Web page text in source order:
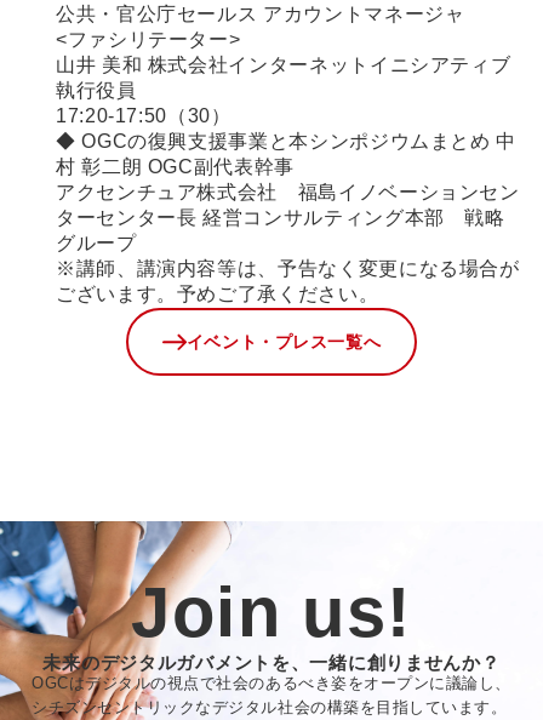
公共・官公庁セールス アカウントマネージャ
<ファシリテーター>
山井 美和 株式会社インターネットイニシアティブ
執行役員
17:20-17:50（30）
◆ OGCの復興支援事業と本シンポジウムまとめ 中
村 彰二朗 OGC副代表幹事
アクセンチュア株式会社 福島イノベーションセン
ターセンター長 経営コンサルティング本部 戦略
グループ
※講師、講演内容等は、予告なく変更になる場合が
ございます。予めご了承ください。
イベント・プレス一覧へ
Join us!
未来のデジタルガバメントを、一緒に創りませんか？
OGCはデジタルの視点で社会のあるべき姿をオープンに議論し、
シチズンセントリックなデジタル社会の構築を目指しています。